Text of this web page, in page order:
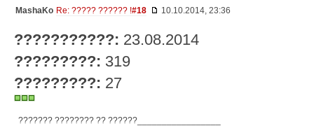
MashaKo Re: ????? ?????? !#18 10.10.2014, 23:36
???????????: 23.08.2014
?????????: 319
?????????: 27
??????? ???????? ?? ??????_________________